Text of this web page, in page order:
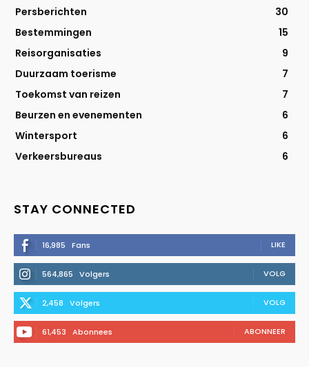
Persberichten
30
Bestemmingen
15
Reisorganisaties
9
Duurzaam toerisme
7
Toekomst van reizen
7
Beurzen en evenementen
6
Wintersport
6
Verkeersbureaus
6
STAY CONNECTED
16,985 Fans LIKE
564,865 Volgers VOLG
2,458 Volgers VOLG
61,453 Abonnees ABONNEER